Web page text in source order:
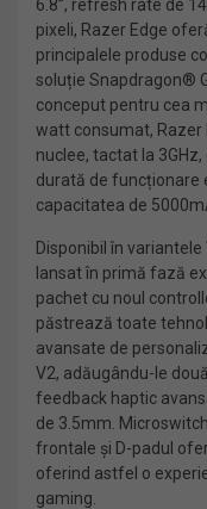
6.8”, refresh rate de
pixeli, Razer Edge
principalele produse
soluție Snapdragon®
conceput pentru cea
watt consumat, Razer
nuclee, tactat la
durată de funcționare
capacitatea de
Disponibil în variantele
lansat în primă fază
pachet cu noul
păstrează toate
avansate de
V2, adăugându-le
feedback haptic
de 3.5mm.
frontale și D-padul
oferind astfel o
gaming.